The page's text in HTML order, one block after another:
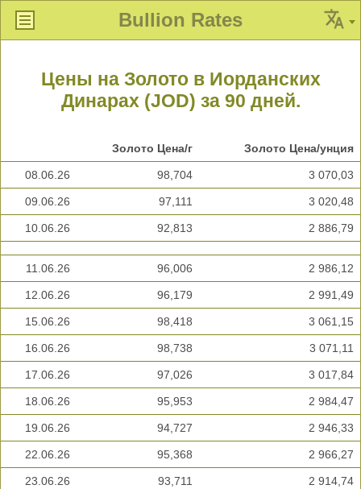
Bullion Rates
Цены на Золото в Иорданских
Динарах (JOD) за 90 дней.
Золото Цена/г Золото Цена/унция
08.06.26 98,704 3 070,03
09.06.26 97,111 3 020,48
10.06.26 92,813 2 886,79
11.06.26 96,006 2 986,12
12.06.26 96,179 2 991,49
15.06.26 98,418 3 061,15
16.06.26 98,738 3 071,11
17.06.26 97,026 3 017,84
18.06.26 95,953 2 984,47
19.06.26 94,727 2 946,33
22.06.26 95,368 2 966,27
23.06.26 93,711 2 914,74